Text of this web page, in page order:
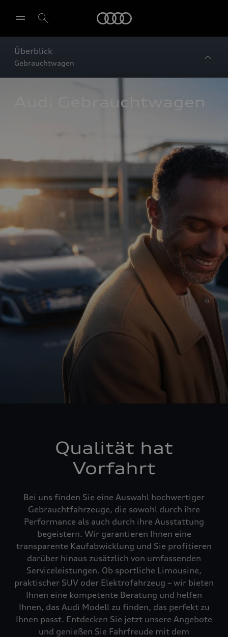
Überblick
Gebrauchtwagen
Audi Gebrauchtwagen
Qualität hat
Vorfahrt
Bei uns finden Sie eine Auswahl hochwertiger
Gebrauchtfahrzeuge, die sowohl durch ihre
Performance als auch durch ihre Ausstattung
begeistern. Wir garantieren Ihnen eine
transparente Kaufabwicklung und Sie profitieren
darüber hinaus zusätzlich von umfassenden
Serviceleistungen. Ob sportliche Limousine,
praktischer SUV oder Elektrofahrzeug – wir bieten
Ihnen eine kompetente Beratung und helfen
Ihnen, das Audi Modell zu finden, das perfekt zu
Ihnen passt. Entdecken Sie jetzt unsere Angebote
und genießen Sie Fahrfreude mit dem